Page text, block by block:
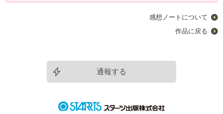
感想ノートについて
作品に戻る
通報する